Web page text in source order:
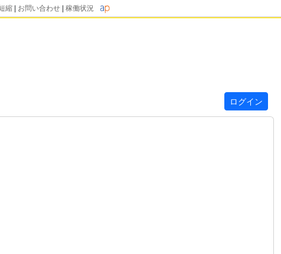
縮 お問い合わせ 稼働状況
ログイン